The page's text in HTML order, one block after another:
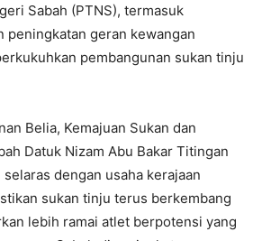
Sabah (PTNS), termasuk
peningkatan geran kewangan
pembangunan sukan tinju
Belia, Kemajuan Sukan dan
Datuk Nizam Abu Bakar Titingan
dengan usaha kerajaan
sukan tinju terus berkembang
lebih ramai atlet berpotensi yang